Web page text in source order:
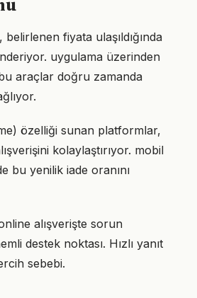
fiyata ulaşıldığında
uygulama üzerinden
araçlar doğru zamanda
özelliği sunan platformlar,
kolaylaştırıyor. mobil
bu yenilik iade oranını
alışverişte sorun
destek noktası. Hızlı yanıt
sebebi.